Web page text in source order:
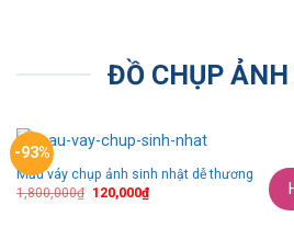
ĐỒ CHỤP ẢNH
-93%
Mẫu váy chụp ảnh sinh nhật dễ thương
1,800,000₫ 120,000₫